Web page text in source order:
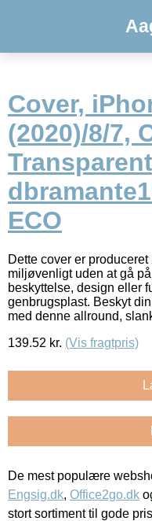
Cover,
(2020)/8/7,
ECO
Dette cover er
miljøvenligt uden at gå
beskyttelse, design eller
genbrugsplast. Beskyt
med denne allround,
139.52 kr. (Vis fragtpris)
De mest populære
Engsig.dk, Office2go.dk
stort sortiment til gode